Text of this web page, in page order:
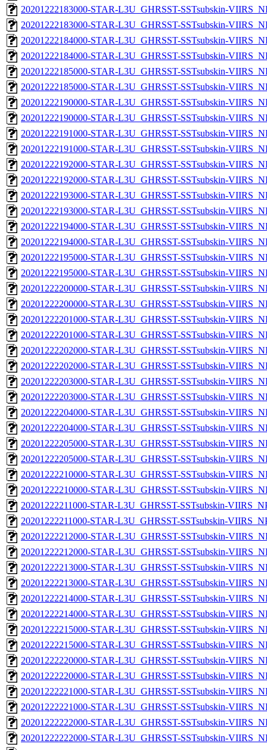
20201222183000-STAR-L3U_GHRSST-SSTsubskin-
20201222183000-STAR-L3U_GHRSST-SSTsubskin-
20201222184000-STAR-L3U_GHRSST-SSTsubskin-
20201222184000-STAR-L3U_GHRSST-SSTsubskin-
20201222185000-STAR-L3U_GHRSST-SSTsubskin-
20201222185000-STAR-L3U_GHRSST-SSTsubskin-
20201222190000-STAR-L3U_GHRSST-SSTsubskin-
20201222190000-STAR-L3U_GHRSST-SSTsubskin-
20201222191000-STAR-L3U_GHRSST-SSTsubskin-
20201222191000-STAR-L3U_GHRSST-SSTsubskin-
20201222192000-STAR-L3U_GHRSST-SSTsubskin-
20201222192000-STAR-L3U_GHRSST-SSTsubskin-
20201222193000-STAR-L3U_GHRSST-SSTsubskin-
20201222193000-STAR-L3U_GHRSST-SSTsubskin-
20201222194000-STAR-L3U_GHRSST-SSTsubskin-
20201222194000-STAR-L3U_GHRSST-SSTsubskin-
20201222195000-STAR-L3U_GHRSST-SSTsubskin-
20201222195000-STAR-L3U_GHRSST-SSTsubskin-
20201222200000-STAR-L3U_GHRSST-SSTsubskin-
20201222200000-STAR-L3U_GHRSST-SSTsubskin-
20201222201000-STAR-L3U_GHRSST-SSTsubskin-
20201222201000-STAR-L3U_GHRSST-SSTsubskin-
20201222202000-STAR-L3U_GHRSST-SSTsubskin-
20201222202000-STAR-L3U_GHRSST-SSTsubskin-
20201222203000-STAR-L3U_GHRSST-SSTsubskin-
20201222203000-STAR-L3U_GHRSST-SSTsubskin-
20201222204000-STAR-L3U_GHRSST-SSTsubskin-
20201222204000-STAR-L3U_GHRSST-SSTsubskin-
20201222205000-STAR-L3U_GHRSST-SSTsubskin-
20201222205000-STAR-L3U_GHRSST-SSTsubskin-
20201222210000-STAR-L3U_GHRSST-SSTsubskin-
20201222210000-STAR-L3U_GHRSST-SSTsubskin-
20201222211000-STAR-L3U_GHRSST-SSTsubskin-
20201222211000-STAR-L3U_GHRSST-SSTsubskin-
20201222212000-STAR-L3U_GHRSST-SSTsubskin-
20201222212000-STAR-L3U_GHRSST-SSTsubskin-
20201222213000-STAR-L3U_GHRSST-SSTsubskin-
20201222213000-STAR-L3U_GHRSST-SSTsubskin-
20201222214000-STAR-L3U_GHRSST-SSTsubskin-
20201222214000-STAR-L3U_GHRSST-SSTsubskin-
20201222215000-STAR-L3U_GHRSST-SSTsubskin-
20201222215000-STAR-L3U_GHRSST-SSTsubskin-
20201222220000-STAR-L3U_GHRSST-SSTsubskin-
20201222220000-STAR-L3U_GHRSST-SSTsubskin-
20201222221000-STAR-L3U_GHRSST-SSTsubskin-
20201222221000-STAR-L3U_GHRSST-SSTsubskin-
20201222222000-STAR-L3U_GHRSST-SSTsubskin-
20201222222000-STAR-L3U_GHRSST-SSTsubskin-